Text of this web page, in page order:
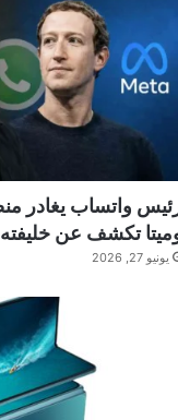
تكشف عن خليفته
يونيو 27, 2026